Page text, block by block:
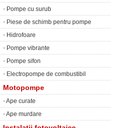
• Pompe cu surub
• Piese de schimb pentru pompe
• Hidrofoare
• Pompe vibrante
• Pompe sifon
• Electropompe de combustibil
Motopompe
•Ape curate
•Ape murdare